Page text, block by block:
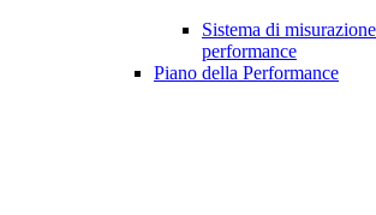
Sistema di
performance
Piano della Performance